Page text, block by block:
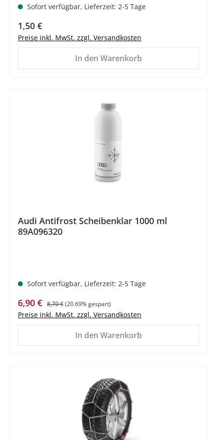
Sofort verfügbar, Lieferzeit: 2-5 Tage
Regulärer Preis:
1,50 €
Preise inkl. MwSt. zzgl. Versandkosten
In den Warenkorb
Audi Antifrost Scheibenklar 1000 ml
89A096320
Sofort verfügbar, Lieferzeit: 2-5 Tage
Verkaufspreis:
6,90 € Regulärer Preis:
8,70 €(20.69% gespart)
Preise inkl. MwSt. zzgl. Versandkosten
In den Warenkorb